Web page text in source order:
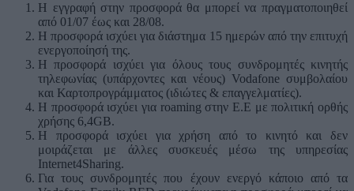
Η εγγραφή στην προσφορά θα μπορεί να πραγματοποιηθεί
από 01/07 έως και 28/08.
Η προσφορά ισχύει για διάστημα 15 ημερών από την επιτυχή
ενεργοποίησή της.
Η προσφορά ισχύει για όλους τους συνδρομητές κινητής
τηλεφωνίας (υπάρχοντες και νέους) Vodafone συμβολαίου
και Καρτοπρογράμματος (ιδιώτες & επαγγελματίες).
Η προσφορά ισχύει για roaming στην Ε.Ε με πολιτική ορθής
χρήσης 6,4GB.
Η προσφορά ισχύει για χρήση από το κινητό και δεν
μοιράζεται με άλλες συσκευές μέσω της υπηρεσίας
Internet4Sharing.
Για τους συνδρομητές που έχουν ενεργό κάποιο από τα